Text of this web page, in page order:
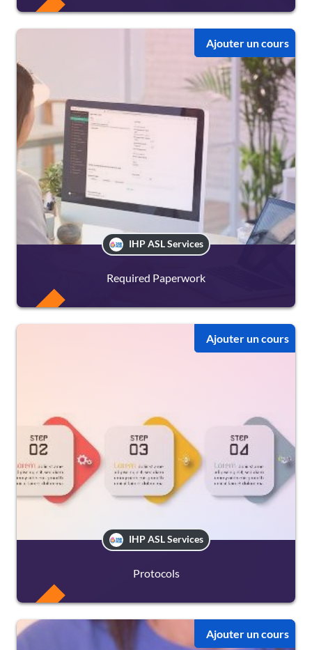
FREE
IHP ASL Services
Required Paperwork
Ajouter un cours
FREE
IHP ASL Services
Protocols
Ajouter un cours
FREE
Ajouter un cours